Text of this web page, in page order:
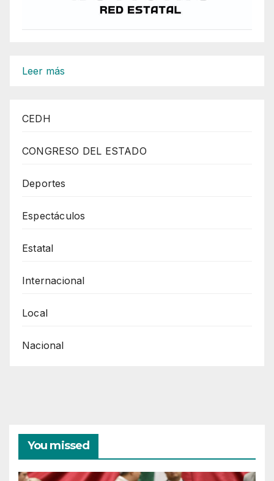
Leer más
Tierra
A
CEDH
CONGRESO DEL ESTADO
Deportes
Espectáculos
Estatal
Internacional
Local
Nacional
You missed